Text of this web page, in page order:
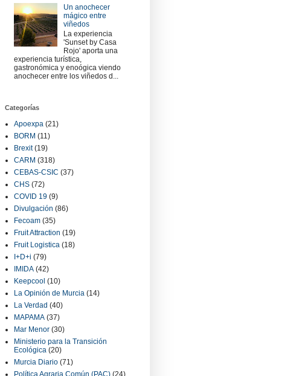
Un anochecer
mágico entre
viñedos
La experiencia
'Sunset by Casa
Rojo' aporta una
experiencia turística,
gastronómica y enoógica viendo
anochecer entre los viñedos d...
Categorías
Apoexpa (21)
BORM (11)
Brexit (19)
CARM (318)
CEBAS-CSIC (37)
CHS (72)
COVID 19 (9)
Divulgación (86)
Fecoam (35)
Fruit Attraction (19)
Fruit Logistica (18)
I+D+i (79)
IMIDA (42)
Keepcool (10)
La Opinión de Murcia (14)
La Verdad (40)
MAPAMA (37)
Mar Menor (30)
Ministerio para la Transición
Ecológica (20)
Murcia Diario (71)
Política Agraria Común (PAC) (24)